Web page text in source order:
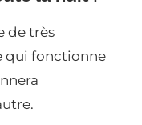
de très
qui fonctionne